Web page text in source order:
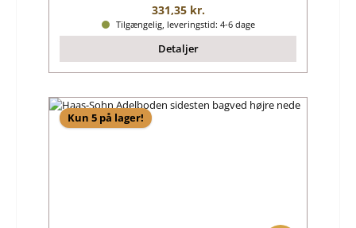
Almindelig pris:
331,35 kr.
Tilgængelig, leveringstid: 4-6 dage
Detaljer
Kun 5 på lager!